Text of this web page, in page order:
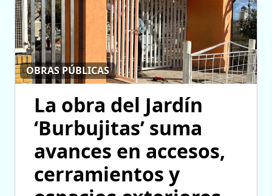
OBRAS PÚBLICAS
La obra del Jardín
‘Burbujitas’ suma
avances en accesos,
cerramientos y